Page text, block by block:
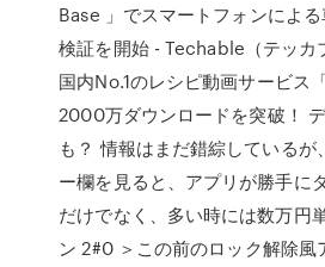
Base 」でスマートフォンによ
検証を開始 - Techable（テッカ
国内No.1のレシピ動画サービス
2000万ダウンロードを突破！
も？ 情報はまだ錯綜しているが
ー欄を見ると、アプリが勝手に
だけでなく、多い時には数万円
ン 2#0 ＞この前のロック解除風